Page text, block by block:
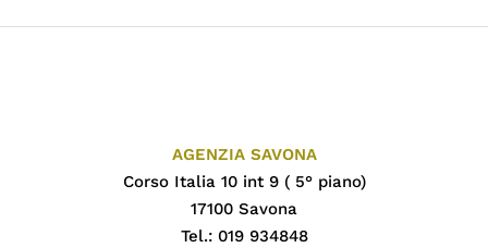
AGENZIA SAVONA
Corso Italia 10 int 9 ( 5° piano)
17100 Savona
Tel.: 019 934848